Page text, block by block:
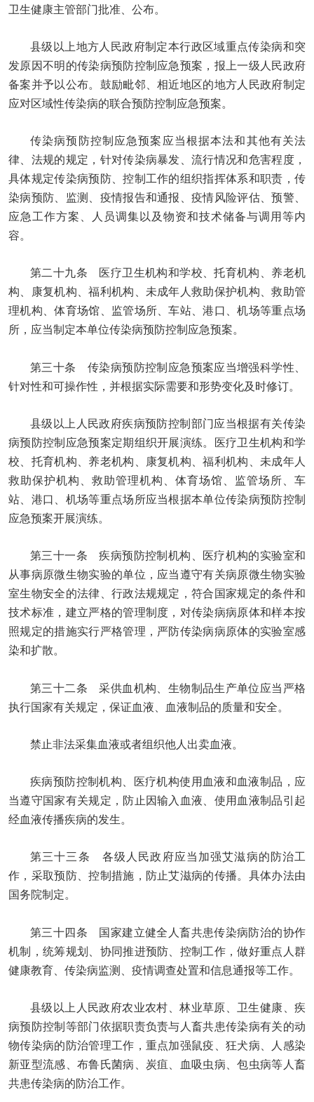
卫生健康主管部门批准、公布。
县级以上地方人民政府制定本行政区域重点传染病和突
发原因不明的传染病预防控制应急预案，报上一级人民政府
备案并予以公布。鼓励毗邻、相近地区的地方人民政府制定
应对区域性传染病的联合预防控制应急预案。
传染病预防控制应急预案应当根据本法和其他有关法
律、法规的规定，针对传染病暴发、流行情况和危害程度，
具体规定传染病预防、控制工作的组织指挥体系和职责，传
染病预防、监测、疫情报告和通报、疫情风险评估、预警、
应急工作方案、人员调集以及物资和技术储备与调用等内
容。
第二十九条 医疗卫生机构和学校、托育机构、养老机
构、康复机构、福利机构、未成年人救助保护机构、救助管
理机构、体育场馆、监管场所、车站、港口、机场等重点场
所，应当制定本单位传染病预防控制应急预案。
第三十条 传染病预防控制应急预案应当增强科学性、
针对性和可操作性，并根据实际需要和形势变化及时修订。
县级以上人民政府疾病预防控制部门应当根据有关传染
病预防控制应急预案定期组织开展演练。医疗卫生机构和学
校、托育机构、养老机构、康复机构、福利机构、未成年人
救助保护机构、救助管理机构、体育场馆、监管场所、车
站、港口、机场等重点场所应当根据本单位传染病预防控制
应急预案开展演练。
第三十一条 疾病预防控制机构、医疗机构的实验室和
从事病原微生物实验的单位，应当遵守有关病原微生物实验
室生物安全的法律、行政法规规定，符合国家规定的条件和
技术标准，建立严格的管理制度，对传染病病原体和样本按
照规定的措施实行严格管理，严防传染病病原体的实验室感
染和扩散。
第三十二条 采供血机构、生物制品生产单位应当严格
执行国家有关规定，保证血液、血液制品的质量和安全。
禁止非法采集血液或者组织他人出卖血液。
疾病预防控制机构、医疗机构使用血液和血液制品，应
当遵守国家有关规定，防止因输入血液、使用血液制品引起
经血液传播疾病的发生。
第三十三条 各级人民政府应当加强艾滋病的防治工
作，采取预防、控制措施，防止艾滋病的传播。具体办法由
国务院制定。
第三十四条 国家建立健全人畜共患传染病防治的协作
机制，统筹规划、协同推进预防、控制工作，做好重点人群
健康教育、传染病监测、疫情调查处置和信息通报等工作。
县级以上人民政府农业农村、林业草原、卫生健康、疾
病预防控制等部门依据职责负责与人畜共患传染病有关的动
物传染病的防治管理工作，重点加强鼠疫、狂犬病、人感染
新亚型流感、布鲁氏菌病、炭疽、血吸虫病、包虫病等人畜
共患传染病的防治工作。